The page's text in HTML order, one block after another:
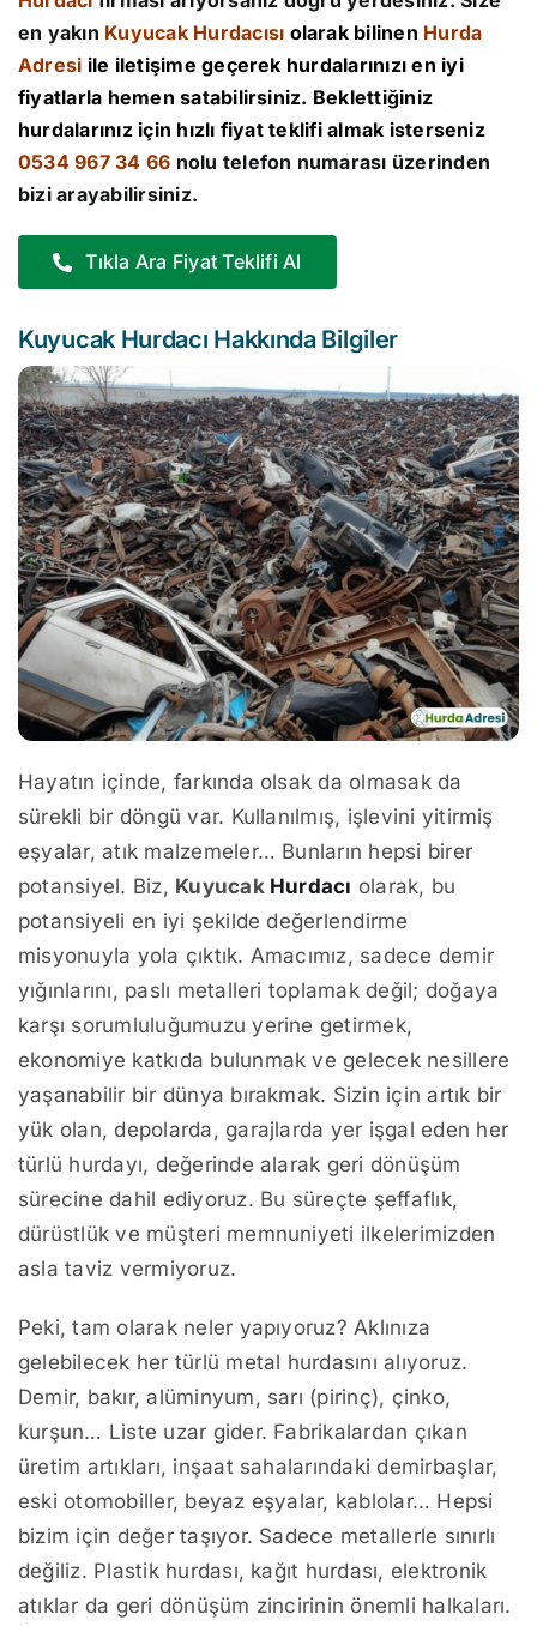
en yakın Kuyucak Hurdacısı olarak bilinen Hurda
Adresi ile iletişime geçerek hurdalarınızı en iyi
fiyatlarla hemen satabilirsiniz. Beklettiğiniz
hurdalarınız için hızlı fiyat teklifi almak isterseniz
0534 967 34 66 nolu telefon numarası üzerinden
bizi arayabilirsiniz.
Tıkla Ara Fiyat Teklifi Al
Kuyucak Hurdacı Hakkında Bilgiler
Hayatın içinde, farkında olsak da olmasak da
sürekli bir döngü var. Kullanılmış, işlevini yitirmiş
eşyalar, atık malzemeler… Bunların hepsi birer
potansiyel. Biz, Kuyucak Hurdacı olarak, bu
potansiyeli en iyi şekilde değerlendirme
misyonuyla yola çıktık. Amacımız, sadece demir
yığınlarını, paslı metalleri toplamak değil; doğaya
karşı sorumluluğumuzu yerine getirmek,
ekonomiye katkıda bulunmak ve gelecek nesillere
yaşanabilir bir dünya bırakmak. Sizin için artık bir
yük olan, depolarda, garajlarda yer işgal eden her
türlü hurdayı, değerinde alarak geri dönüşüm
sürecine dahil ediyoruz. Bu süreçte şeffaflık,
dürüstlük ve müşteri memnuniyeti ilkelerimizden
asla taviz vermiyoruz.
Peki, tam olarak neler yapıyoruz? Aklınıza
gelebilecek her türlü metal hurdasını alıyoruz.
Demir, bakır, alüminyum, sarı (pirinç), çinko,
kurşun… Liste uzar gider. Fabrikalardan çıkan
üretim artıkları, inşaat sahalarındaki demirbaşlar,
eski otomobiller, beyaz eşyalar, kablolar… Hepsi
bizim için değer taşıyor. Sadece metallerle sınırlı
değiliz. Plastik hurdası, kağıt hurdası, elektronik
atıklar da geri dönüşüm zincirinin önemli halkaları.